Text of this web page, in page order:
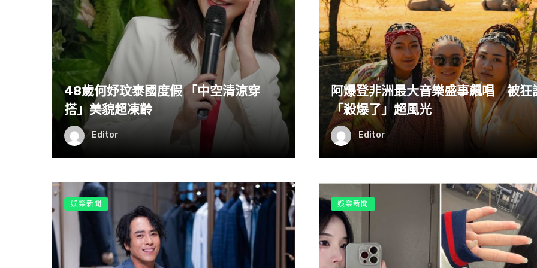
48歲何妤玟泰國度假 「中空清涼穿
搭」美貌超凍齡
Editor
阿爆登非洲最大音樂盛事飆唱 被狂
「殺爆了」超風光
Editor
娛樂新聞 娛樂新聞